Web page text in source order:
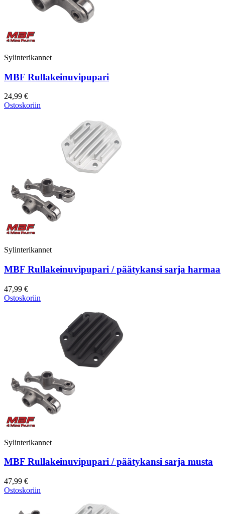
Sylinterikannet
MBF Rullakeinuvipupari
24,99 €
Ostoskoriin
Sylinterikannet
MBF Rullakeinuvipupari / päätykansi sarja harmaa
47,99 €
Ostoskoriin
Sylinterikannet
MBF Rullakeinuvipupari / päätykansi sarja musta
47,99 €
Ostoskoriin